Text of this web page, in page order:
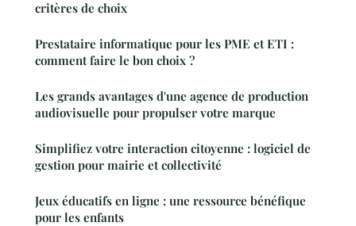
critères de choix
Prestataire informatique pour les PME et ETI :
comment faire le bon choix ?
Les grands avantages d'une agence de production
audiovisuelle pour propulser votre marque
Simplifiez votre interaction citoyenne : logiciel de
gestion pour mairie et collectivité
Jeux éducatifs en ligne : une ressource bénéfique
pour les enfants